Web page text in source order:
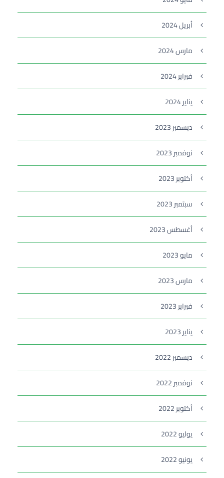
أبريل 2024
مارس 2024
فبراير 2024
يناير 2024
ديسمبر 2023
نوفمبر 2023
أكتوبر 2023
سبتمبر 2023
أغسطس 2023
مايو 2023
مارس 2023
فبراير 2023
يناير 2023
ديسمبر 2022
نوفمبر 2022
أكتوبر 2022
يوليو 2022
يونيو 2022